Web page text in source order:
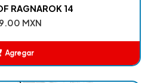
RAGNAROK 14
MXN
Agregar